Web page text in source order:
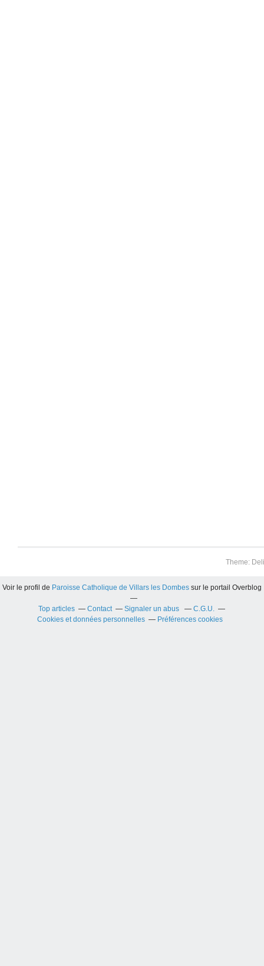
Theme:
Voir le profil de Paroisse Catholique de Villars les Dombes sur le portail Overblog
Top articles Contact Signaler un abus
C.G.U.
Cookies et données personnelles
Préférences cookies